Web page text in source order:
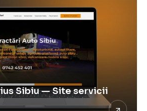
Sibiu — Site servicii